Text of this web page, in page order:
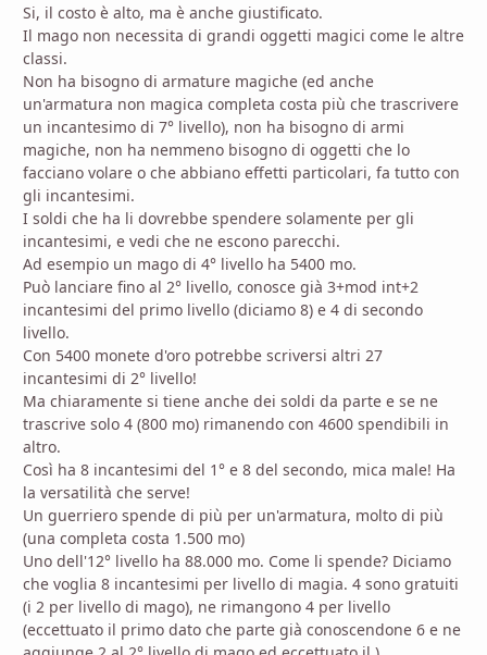
Si, il costo è alto, ma è anche giustificato.
Il mago non necessita di grandi oggetti magici come le altre
classi.
Non ha bisogno di armature magiche (ed anche
un'armatura non magica completa costa più che trascrivere
un incantesimo di 7° livello), non ha bisogno di armi
magiche, non ha nemmeno bisogno di oggetti che lo
facciano volare o che abbiano effetti particolari, fa tutto con
gli incantesimi.
I soldi che ha li dovrebbe spendere solamente per gli
incantesimi, e vedi che ne escono parecchi.
Ad esempio un mago di 4° livello ha 5400 mo.
Può lanciare fino al 2° livello, conosce già 3+mod int+2
incantesimi del primo livello (diciamo 8) e 4 di secondo
livello.
Con 5400 monete d'oro potrebbe scriversi altri 27
incantesimi di 2° livello!
Ma chiaramente si tiene anche dei soldi da parte e se ne
trascrive solo 4 (800 mo) rimanendo con 4600 spendibili in
altro.
Così ha 8 incantesimi del 1° e 8 del secondo, mica male! Ha
la versatilità che serve!
Un guerriero spende di più per un'armatura, molto di più
(una completa costa 1.500 mo)
Uno dell'12° livello ha 88.000 mo. Come li spende? Diciamo
che voglia 8 incantesimi per livello di magia. 4 sono gratuiti
(i 2 per livello di mago), ne rimangono 4 per livello
(eccettuato il primo dato che parte già conoscendone 6 e ne